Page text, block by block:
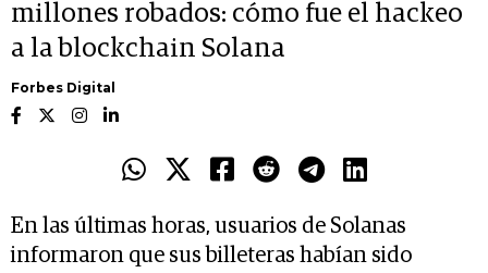
millones robados: cómo fue el hackeo
a la blockchain Solana
Forbes Digital
En las últimas horas, usuarios de Solanas
informaron que sus billeteras habían sido